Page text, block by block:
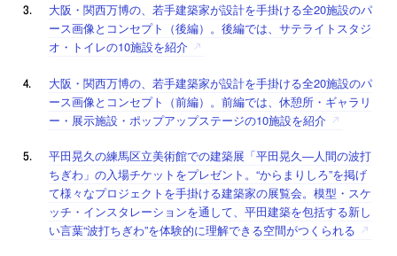
大阪・関西万博の、若手建築家が設計を手掛ける全20施設のパ
ース画像とコンセプト（後編）。後編では、サテライトスタジ
オ・トイレの10施設を紹介
大阪・関西万博の、若手建築家が設計を手掛ける全20施設のパ
ース画像とコンセプト（前編）。前編では、休憩所・ギャラリ
ー・展示施設・ポップアップステージの10施設を紹介
平田晃久の練馬区立美術館での建築展「平田晃久―人間の波打
ちぎわ」の入場チケットをプレゼント。“からまりしろ”を掲げ
て様々なプロジェクトを手掛ける建築家の展覧会。模型・スケ
ッチ・インスタレーションを通して、平田建築を包括する新し
い言葉“波打ちぎわ”を体験的に理解できる空間がつくられる